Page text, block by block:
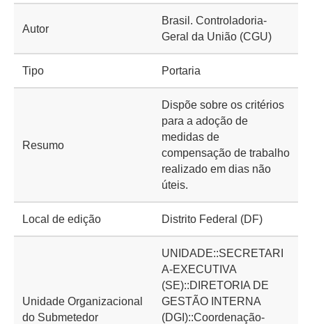
Autor
Brasil. Controladoria-
Geral da União (CGU)
Tipo Portaria
Resumo
Dispõe sobre os critérios
para a adoção de
medidas de
compensação de trabalho
realizado em dias não
úteis.
Local de edição Distrito Federal (DF)
Unidade Organizacional
do Submetedor
UNIDADE::SECRETARI
A-EXECUTIVA
(SE)::DIRETORIA DE
GESTÃO INTERNA
(DGI)::Coordenação-